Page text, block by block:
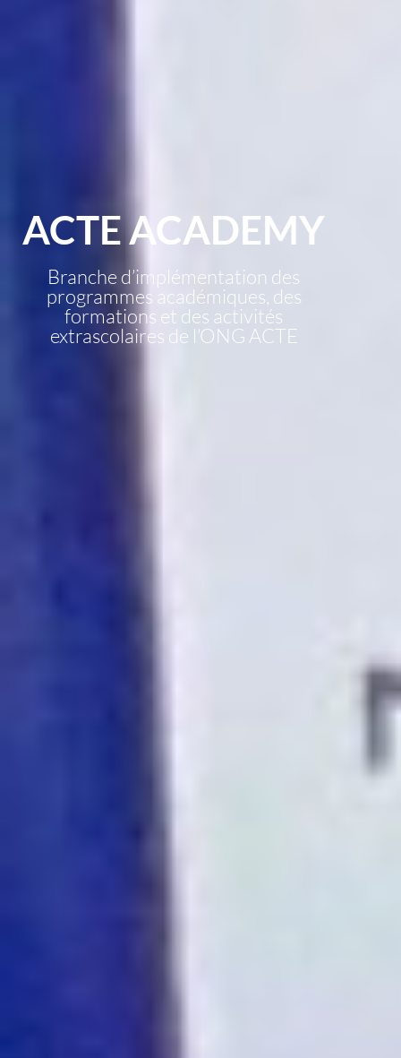
ACTE ACADEMY
Branche d’implémentation des
programmes académiques, des
formations et des activités
extrascolaires de l’ONG ACTE